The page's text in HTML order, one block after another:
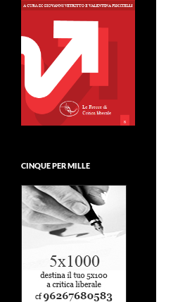
CINQUE PER MILLE